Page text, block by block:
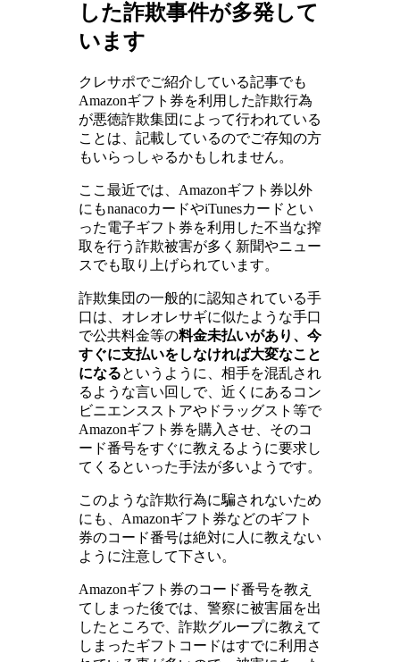
した詐欺事件が多発して
います
クレサポでご紹介している記事でも
Amazonギフト券を利用した詐欺行為
が悪徳詐欺集団によって行われている
ことは、記載しているのでご存知の方
もいらっしゃるかもしれません。
ここ最近では、Amazonギフト券以外
にもnanacoカードやiTunesカードとい
った電子ギフト券を利用した不当な搾
取を行う詐欺被害が多く新聞やニュー
スでも取り上げられています。
詐欺集団の一般的に認知されている手
口は、オレオレサギに似たような手口
で公共料金等の料金未払いがあり、今
すぐに支払いをしなければ大変なこと
になるというように、相手を混乱され
るような言い回しで、近くにあるコン
ビニエンスストアやドラッグスト等で
Amazonギフト券を購入させ、そのコ
ード番号をすぐに教えるように要求し
てくるといった手法が多いようです。
このような詐欺行為に騙されないため
にも、Amazonギフト券などのギフト
券のコード番号は絶対に人に教えない
ように注意して下さい。
Amazonギフト券のコード番号を教え
てしまった後では、警察に被害届を出
したところで、詐欺グループに教えて
しまったギフトコードはすでに利用さ